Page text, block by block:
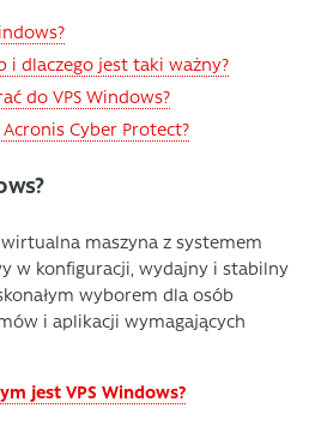
i dlaczego jest taki ważny?
do VPS Windows?
Cyber Protect?
maszyna z systemem
w konfiguracji, wydajny i stabilny
wyborem dla osób
i aplikacji wymagających
jest VPS Windows?